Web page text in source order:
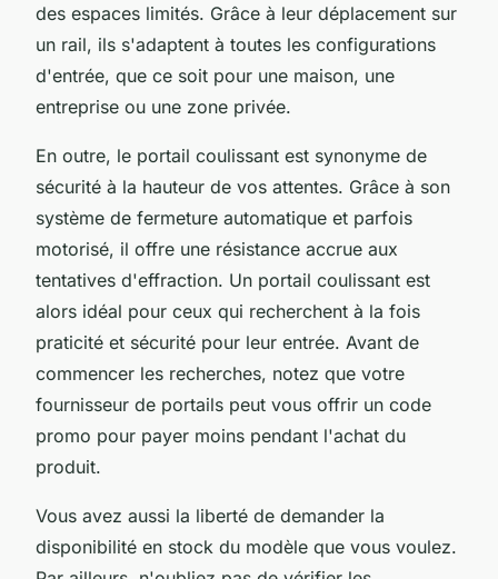
des espaces limités. Grâce à leur déplacement sur
un rail, ils s'adaptent à toutes les configurations
d'entrée, que ce soit pour une maison, une
entreprise ou une zone privée.
En outre, le portail coulissant est synonyme de
sécurité à la hauteur de vos attentes. Grâce à son
système de fermeture automatique et parfois
motorisé, il offre une résistance accrue aux
tentatives d'effraction. Un portail coulissant est
alors idéal pour ceux qui recherchent à la fois
praticité et sécurité pour leur entrée. Avant de
commencer les recherches, notez que votre
fournisseur de portails peut vous offrir un code
promo pour payer moins pendant l'achat du
produit.
Vous avez aussi la liberté de demander la
disponibilité en stock du modèle que vous voulez.